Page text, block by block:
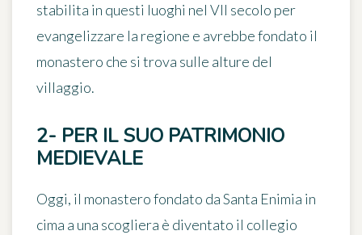
stabilita in questi luoghi nel VII secolo per
evangelizzare la regione e avrebbe fondato il
monastero che si trova sulle alture del
villaggio.
2- PER IL SUO PATRIMONIO
MEDIEVALE
Oggi, il monastero fondato da Santa Enimia in
cima a una scogliera è diventato il collegio